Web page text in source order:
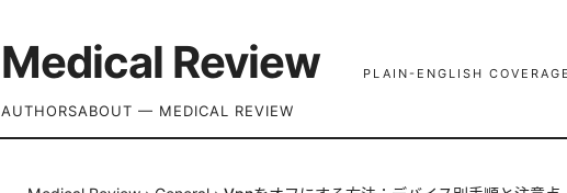
Medical Review PLAIN-ENGLISH
AUTHORSABOUT — MEDICAL REVIEW